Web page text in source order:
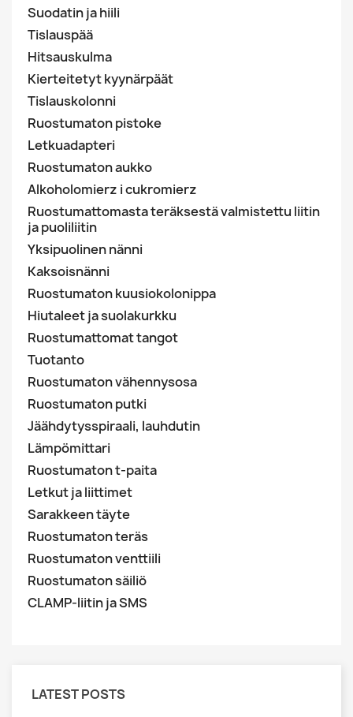
Suodatin ja hiili
Tislauspää
Hitsauskulma
Kierteitetyt kyynärpäät
Tislauskolonni
Ruostumaton pistoke
Letkuadapteri
Ruostumaton aukko
Alkoholomierz i cukromierz
Ruostumattomasta teräksestä valmistettu liitin
ja puoliliitin
Yksipuolinen nänni
Kaksoisnänni
Ruostumaton kuusiokolonippa
Hiutaleet ja suolakurkku
Ruostumattomat tangot
Tuotanto
Ruostumaton vähennysosa
Ruostumaton putki
Jäähdytysspiraali, lauhdutin
Lämpömittari
Ruostumaton t-paita
Letkut ja liittimet
Sarakkeen täyte
Ruostumaton teräs
Ruostumaton venttiili
Ruostumaton säiliö
CLAMP-liitin ja SMS
LATEST POSTS